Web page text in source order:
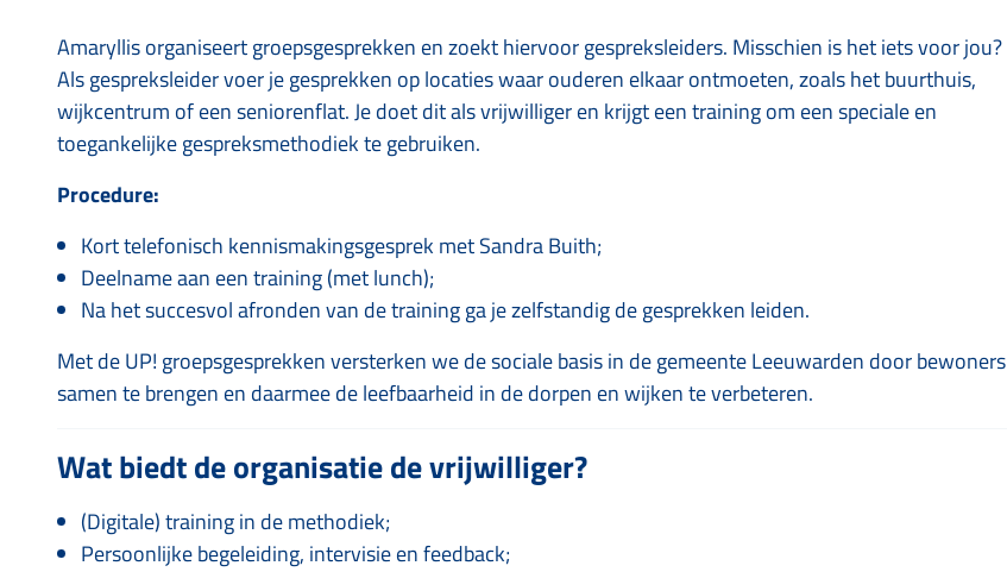
Amaryllis organiseert groepsgesprekken en zoekt hiervoor gespreksleiders. Misschien is het iets voor jou?
Als gespreksleider voer je gesprekken op locaties waar ouderen elkaar ontmoeten, zoals het buurthuis,
wijkcentrum of een seniorenflat. Je doet dit als vrijwilliger en krijgt een training om een speciale en
toegankelijke gespreksmethodiek te gebruiken.
Procedure:
Kort telefonisch kennismakingsgesprek met Sandra Buith;
Deelname aan een training (met lunch);
Na het succesvol afronden van de training ga je zelfstandig de gesprekken leiden.
Met de UP! groepsgesprekken versterken we de sociale basis in de gemeente Leeuwarden door bewoners
samen te brengen en daarmee de leefbaarheid in de dorpen en wijken te verbeteren.
Wat biedt de organisatie de vrijwilliger?
(Digitale) training in de methodiek;
Persoonlijke begeleiding, intervisie en feedback;